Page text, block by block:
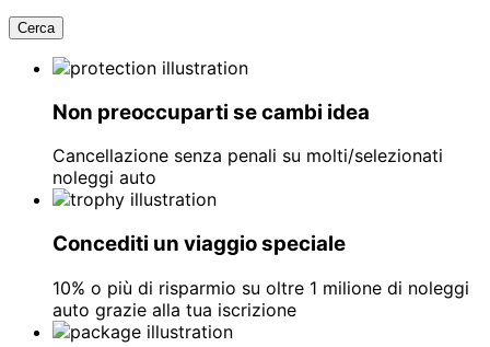
Cerca
Non preoccuparti se cambi idea
Cancellazione senza penali su molti/selezionati
noleggi auto
Concediti un viaggio speciale
10% o più di risparmio su oltre 1 milione di noleggi
auto grazie alla tua iscrizione